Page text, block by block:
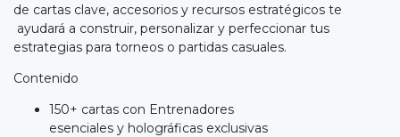
de cartas clave, accesorios y recursos estratégicos te
ayudará a construir, personalizar y perfeccionar tus
estrategias para torneos o partidas casuales.
Contenido
150+ cartas con Entrenadores
esenciales y holográficas exclusivas